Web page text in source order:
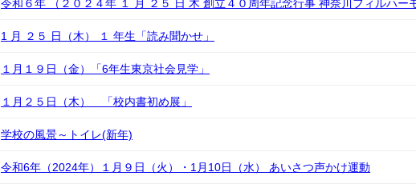
令和６年 （２０２４年 １ 月 ２５ 日 木 創立４０周年記念行事 神奈川フィルハー
1 月 ２５ 日（木） １ 年生「読み聞かせ」
１月１９日（金）「6年生東京社会見学」
１月２５日（木） 「校内書初め展」
学校の風景～トイレ(新年)
令和6年（2024年）１月９日（火）・1月10日（水） あいさつ声かけ運動